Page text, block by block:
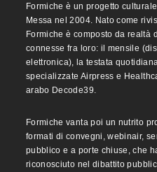
Formiche è un progetto
Messa nel 2004. Nato come
Formiche è composto da realtà
connesse fra loro: il mensile
elettronica), la testata
specializzate Airpress e
arabo Decode39.
Formiche vanta poi un nutrito
formati di convegni, webinair,
pubblico e a porte chiuse, che
riconosciuto nel dibattito